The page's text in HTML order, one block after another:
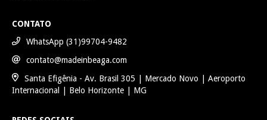
CONTATO
WhatsApp (31)99704-9482
contato@madeinbeaga.com
Santa Efigênia - Av. Brasil 305 | Mercado Novo | Aeroporto
Internacional | Belo Horizonte | MG